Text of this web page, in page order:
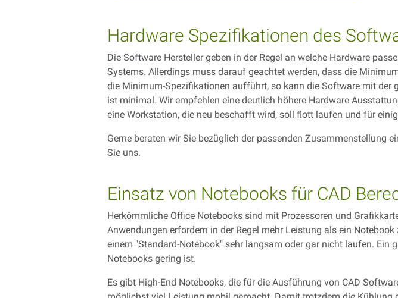
Hardware Spezifikationen des
Die Software Hersteller geben in der Regel an welche Hardware
Systems. Allerdings muss darauf geachtet werden, dass die
die Minimum-Spezifikationen aufführt, so kann die Software mit der
ist minimal. Wir empfehlen eine deutlich höhere Hardware
eine Workstation, die neu beschafft wird, soll flott laufen und für
Gerne beraten wir Sie bezüglich der passenden Zusammenstellung
Sie uns.
Einsatz von Notebooks für CAD
Herkömmliche Office Notebooks sind mit Prozessoren und
Anwendungen erfordern in der Regel mehr Leistung als ein
einem "Standard-Notebook" sehr langsam oder gar nicht laufen. Ein
Notebooks gering ist.
Es gibt High-End Notebooks, die für die Ausführung von CAD